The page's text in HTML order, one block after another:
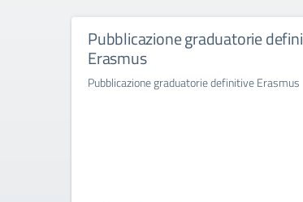
Pubblicazione graduatorie
Erasmus
Pubblicazione graduatorie definitive Erasmus